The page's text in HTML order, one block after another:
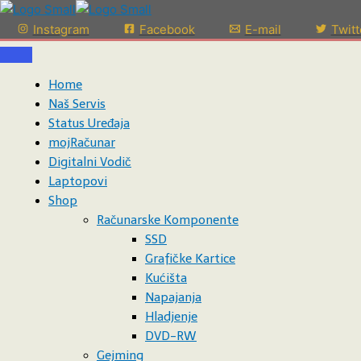
Pređi na sadržaj
Instagram
Facebook E-mail
Home
Naš Servis
Status Uređaja
mojRačunar
Digitalni Vodič
Laptopovi
Shop
Računarske Komponente
SSD
Grafičke Kartice
Kućišta
Napajanja
Hladjenje
DVD-RW
Gejming
WishSuite
[wishsuite_table]